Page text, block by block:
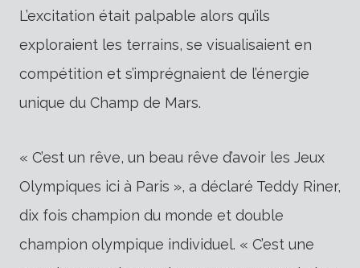
L’excitation était palpable alors qu’ils
exploraient les terrains, se visualisaient en
compétition et s’imprégnaient de l’énergie
unique du Champ de Mars.
« C’est un rêve, un beau rêve d’avoir les Jeux
Olympiques ici à Paris », a déclaré Teddy Riner,
dix fois champion du monde et double
champion olympique individuel. « C’est une